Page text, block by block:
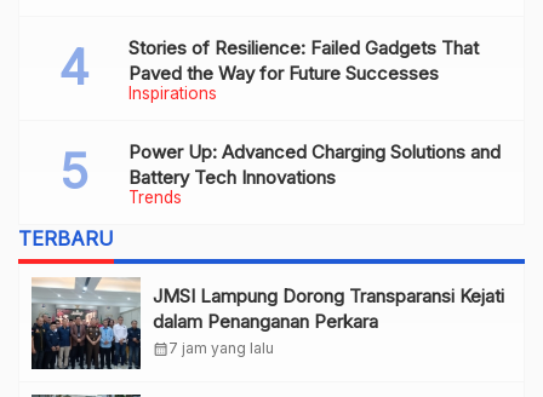
Inspirations
Stories of Resilience: Failed Gadgets That
Paved the Way for Future Successes
Trends
Power Up: Advanced Charging Solutions and
Battery Tech Innovations
TERBARU
JMSI Lampung Dorong Transparansi Kejati
dalam Penanganan Perkara
calendar_month7 jam yang lalu